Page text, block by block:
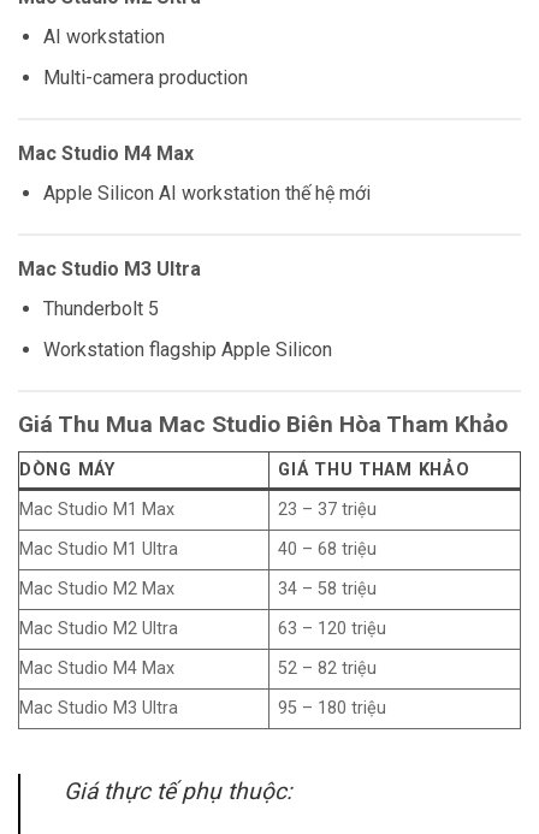
AI workstation
Multi-camera production
Mac Studio M4 Max
Apple Silicon AI workstation thế hệ mới
Mac Studio M3 Ultra
Thunderbolt 5
Workstation flagship Apple Silicon
Giá Thu Mua Mac Studio Biên Hòa Tham Khảo
DÒNG MÁY
GIÁ THU THAM KHẢO
Mac Studio M1 Max
23 – 37 triệu
Mac Studio M1 Ultra
40 – 68 triệu
Mac Studio M2 Max
34 – 58 triệu
Mac Studio M2 Ultra
63 – 120 triệu
Mac Studio M4 Max
52 – 82 triệu
Mac Studio M3 Ultra
95 – 180 triệu
Giá thực tế phụ thuộc: